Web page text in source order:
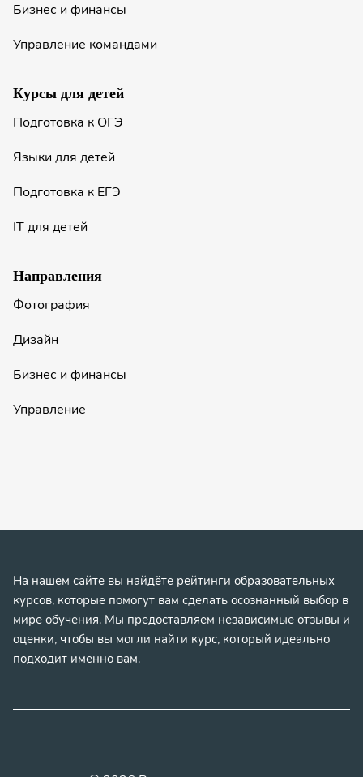
Бизнес и финансы
Управление командами
Курсы для детей
Подготовка к ОГЭ
Языки для детей
Подготовка к ЕГЭ
IT для детей
Направления
Фотография
Дизайн
Бизнес и финансы
Управление
На нашем сайте вы найдёте рейтинги образовательных
курсов, которые помогут вам сделать осознанный выбор в
мире обучения. Мы предоставляем независимые отзывы и
оценки, чтобы вы могли найти курс, который идеально
подходит именно вам.